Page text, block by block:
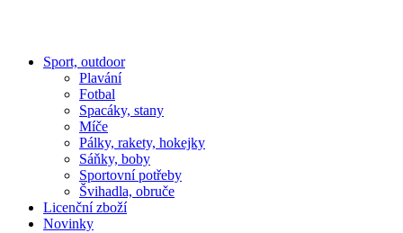
Sport, outdoor
Plavání
Fotbal
Spacáky, stany
Míče
Pálky, rakety, hokejky
Sáňky, boby
Sportovní potřeby
Švihadla, obruče
Licenční zboží
Novinky